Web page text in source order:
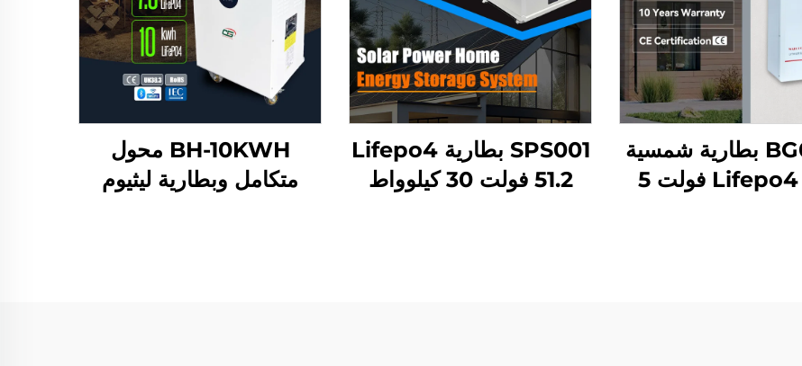
BG01/02 بطارية شمسية
Lifepo4 51.2 فولت 5
SPS001 بطارية Lifepo4
51.2 فولت 30 كيلوواط
BH-10KWH محول
متكامل وبطارية ليثيوم